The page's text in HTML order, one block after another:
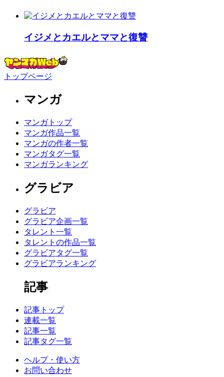
イジメとカエルとママと復讐
トップページ
マンガ
マンガトップ
マンガ作品一覧
マンガの作者一覧
マンガタグ一覧
マンガランキング
グラビア
グラビア
グラビア企画一覧
タレント一覧
タレントの作品一覧
グラビアタグ一覧
グラビアランキング
記事
記事トップ
連載一覧
記事一覧
記事タグ一覧
ヘルプ・使い方
お問い合わせ